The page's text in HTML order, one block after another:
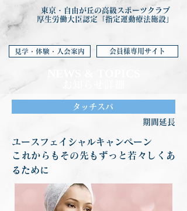
東京・自由が丘の高級スポーツクラブ
厚生労働大臣認定「指定運動療法施設」
見学・体験・入会案内 会員様専用サイト
タッチスパ
期間延長
ユースフェイシャルキャンペーン
これからもその先もずっと若々しくあ
るために